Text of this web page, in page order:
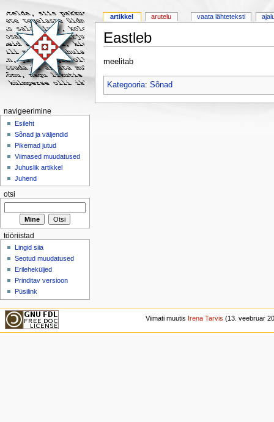
Eastleb
meelitab
Kategooria: Sõnad
artikkel arutelu vaata lähteteksti
navigeerimine
Esileht
Sõnad ja väljendid
Pikemad jutud
Viimased muudatused
Juhuslik artikkel
Juhend
otsi
tööriistad
Lingid siia
Seotud muudatused
Erileheküljed
Prinditav versioon
Püsilink
Viimati muutis Irena Tarvis (13. veebruar